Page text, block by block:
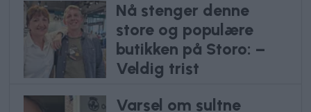
Nå stenger denne
store og populære
butikken på Storo: –
Veldig trist
Varsel om sultne